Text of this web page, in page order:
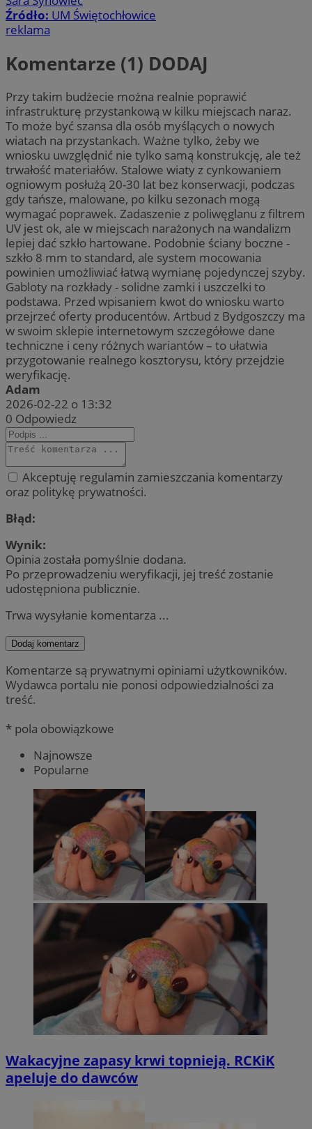
Źródło: UM Świętochłowice
reklama
Komentarze (1) DODAJ
Przy takim budżecie można realnie poprawić
infrastrukturę przystankową w kilku miejscach naraz.
To może być szansa dla osób myślących o nowych
wiatach na przystankach. Ważne tylko, żeby we
wniosku uwzględnić nie tylko samą konstrukcję, ale też
trwałość materiałów. Stalowe wiaty z cynkowaniem
ogniowym posłużą 20-30 lat bez konserwacji, podczas
gdy tańsze, malowane, po kilku sezonach mogą
wymagać poprawek. Zadaszenie z poliwęglanu z filtrem
UV jest ok, ale w miejscach narażonych na wandalizm
lepiej dać szkło hartowane. Podobnie ściany boczne -
szkło 8 mm to standard, ale system mocowania
powinien umożliwiać łatwą wymianę pojedynczej szyby.
Gabloty na rozkłady - solidne zamki i uszczelki to
podstawa. Przed wpisaniem kwot do wniosku warto
przejrzeć oferty producentów. Artbud z Bydgoszczy ma
w swoim sklepie internetowym szczegółowe dane
techniczne i ceny różnych wariantów – to ułatwia
przygotowanie realnego kosztorysu, który przejdzie
weryfikację.
Adam
2026-02-22 o 13:32
0 Odpowiedz
Akceptuję regulamin zamieszczania komentarzy
oraz politykę prywatności.
Błąd:
Wynik:
Opinia została pomyślnie dodana.
Po przeprowadzeniu weryfikacji, jej treść zostanie
udostępniona publicznie.
Trwa wysyłanie komentarza ...
Dodaj komentarz
Komentarze są prywatnymi opiniami użytkowników.
Wydawca portalu nie ponosi odpowiedzialności za
treść.
* pola obowiązkowe
Najnowsze
Popularne
Wakacyjne zapasy krwi topnieją. RCKiK
apeluje do dawców